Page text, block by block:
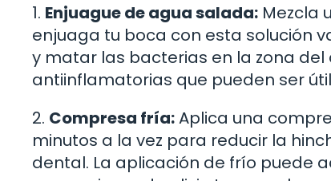
1. Enjuague de agua salada: Mezcla
enjuaga tu boca con esta solución
y matar las bacterias en la zona
antiinflamatorias que pueden ser
2. Compresa fría:Aplica una
minutos a la vez para reducir la
dental. La aplicación de frío puede